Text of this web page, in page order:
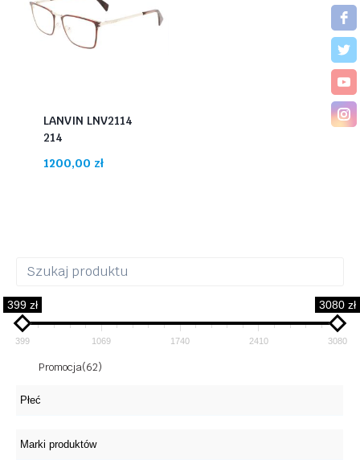
LANVIN LNV2114
214
1200,00 zł
399 zł 3080 zł
399 1069 1740 2410 3080
Promocja(62)